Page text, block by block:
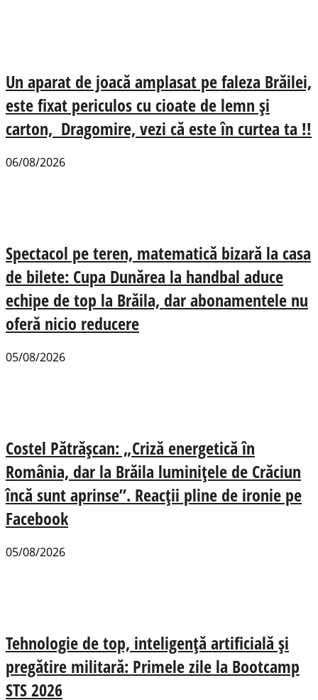
Un aparat de joacă amplasat pe faleza Brăilei,
este fixat periculos cu cioate de lemn și
carton, Dragomire, vezi că este în curtea ta !!
06/08/2026
Spectacol pe teren, matematică bizară la casa
de bilete: Cupa Dunărea la handbal aduce
echipe de top la Brăila, dar abonamentele nu
oferă nicio reducere
05/08/2026
Costel Pătrășcan: „Criză energetică în
România, dar la Brăila luminițele de Crăciun
încă sunt aprinse”. Reacții pline de ironie pe
Facebook
05/08/2026
Tehnologie de top, inteligență artificială și
pregătire militară: Primele zile la Bootcamp
STS 2026